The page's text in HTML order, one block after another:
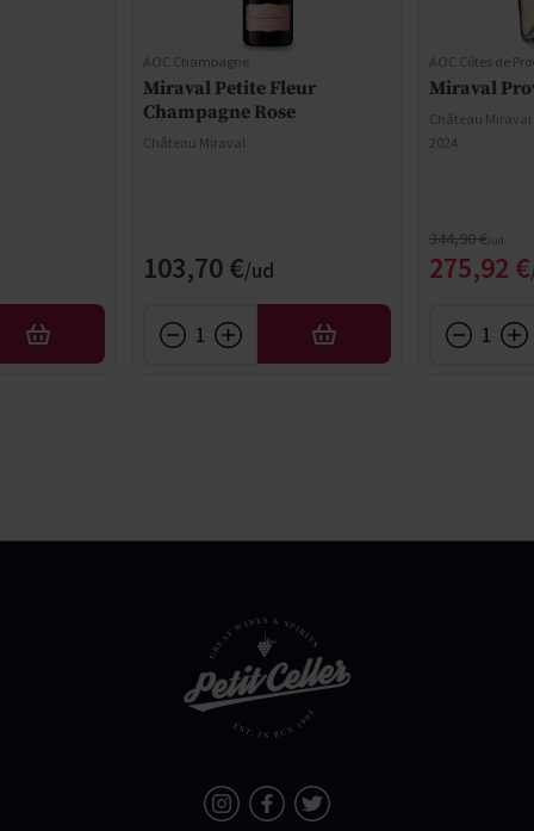
AFEGIR
AOC Champagne
Miraval Petite Fleur
Champagne Rose
Château Miraval
103,70 €
AFEGIR
AOC Côtes de
Miraval
Château Miraval
2024
Special
275,92 €
Regular Price
344,90 €